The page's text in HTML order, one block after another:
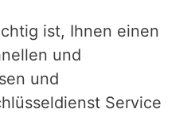
ist, Ihnen einen
und
und
Service